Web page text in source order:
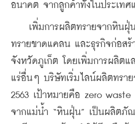
อนาคต จากลูกค้าทั้งในประเทศ
เพิ่มการผลิตทรายจากหินฝุ่น
ทรายขาดแคลน และธุรกิจก่อสร้
จังหวัดภูเก็ต โดยเพิ่มการผลิตแ
แร่อื่นๆ บริษัทเริ่มไลน์ผลิตทรา
2563 เป้าหมายคือ zero waste
จากแม่น้ำ “หินฝุ่น” เป็นผลิตภั